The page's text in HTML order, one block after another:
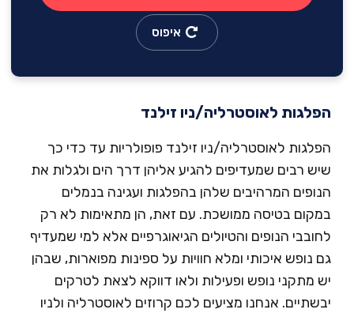
איפוס
לאוסטרליה/ניו זילנד
לאוסטרליה/ניו זילנד פופולריות עד כדי כך
רבים שמעדיפים להגיע אליהן דרך הים ולגלות את
המרהיבים שלהן בהפלגות ועגינה בנמלים
בטיסה ממושכת. עם זאת, הן מתאימות לא רק
הנופים והטיולים הגיאוגרפיים אלא למי שמעדיף
נופש איכותי ומלא חוויות על ספינות מפוארות, שבהן
מתקני נופש ופעילות ולאו דווקא לצאת לטרקים
אנחנו מציעים לכם קרוזים לאוסטרליה ולניו